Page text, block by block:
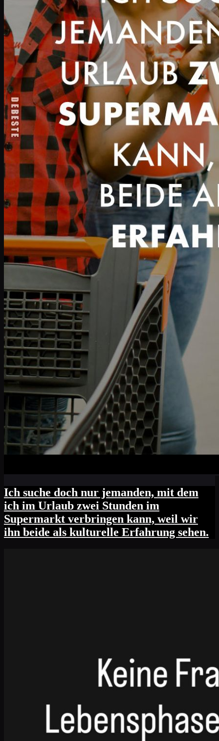
Ich suche doch nur jemanden, mit dem
ich im Urlaub zwei Stunden im
Supermarkt verbringen kann, weil wir
ihn beide als kulturelle Erfahrung sehen.